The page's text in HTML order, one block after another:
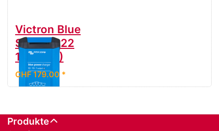
Victron Blue
Smart IP22
12/30 (1)
CHF 179.00 *
Produkte